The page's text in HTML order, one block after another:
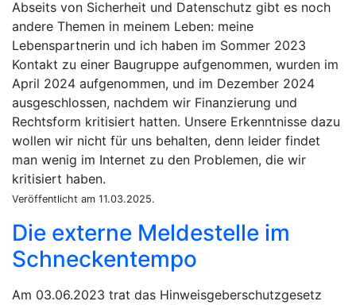
Abseits von Sicherheit und Datenschutz gibt es noch
andere Themen in meinem Leben: meine
Lebenspartnerin und ich haben im Sommer 2023
Kontakt zu einer Baugruppe aufgenommen, wurden im
April 2024 aufgenommen, und im Dezember 2024
ausgeschlossen, nachdem wir Finanzierung und
Rechtsform kritisiert hatten. Unsere Erkenntnisse dazu
wollen wir nicht für uns behalten, denn leider findet
man wenig im Internet zu den Problemen, die wir
kritisiert haben.
Veröffentlicht am 11.03.2025.
Die externe Meldestelle im
Schneckentempo
Am 03.06.2023 trat das Hinweisgeberschutzgesetz